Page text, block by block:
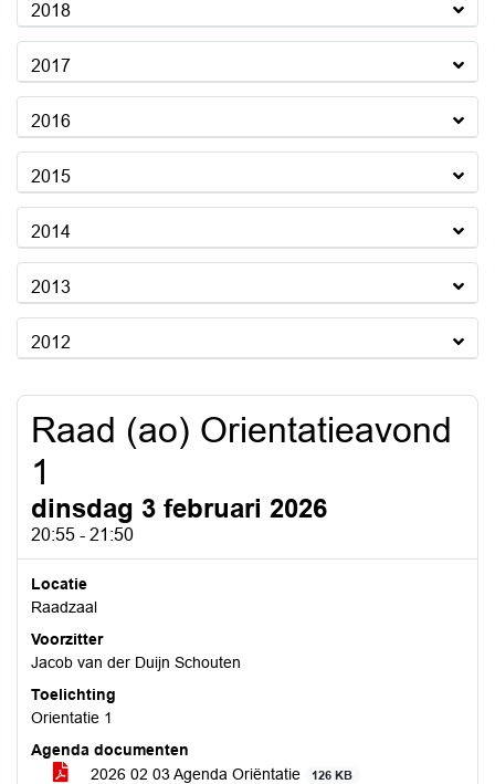
2018
2017
2016
2015
2014
2013
2012
Raad (ao) Orientatieavond
1
dinsdag 3 februari 2026
20:55 - 21:50
Locatie
Raadzaal
Voorzitter
Jacob van der Duijn Schouten
Toelichting
Orientatie 1
Agenda documenten
2026 02 03 Agenda Oriëntatie
126 KB